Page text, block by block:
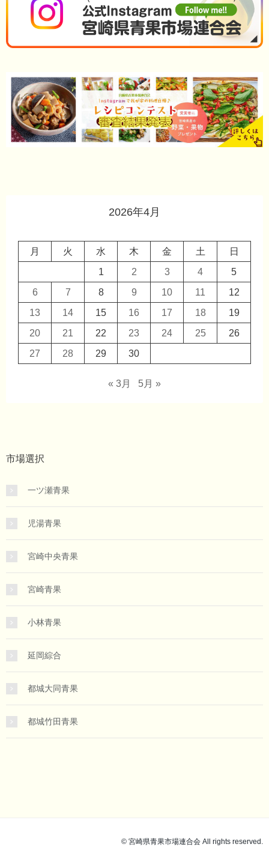
2026年4月
月 火 水 木 金 土
日
1
2 3 4
5
6
7 8 9 10 11
12
13
14 15 16 17 18
19
20
21 22 23 24 25
26
27
28 29 30
« 3月 5月 »
市場選択
一ツ瀬青果
児湯青果
宮崎中央青果
宮崎青果
小林青果
延岡綜合
都城大同青果
都城竹田青果
© 宮崎県青果市場連合会 All rights reserved.